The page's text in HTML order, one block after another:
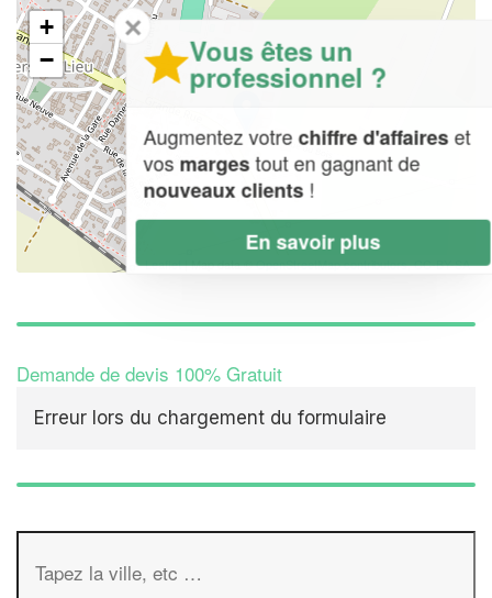
+
−
Leaflet| Map data ©OpenStreetMap contributors,CC-BY-SA
Demande de devis 100% Gratuit
Erreur lors du chargement du formulaire
✕
Vous êtes un
professionnel ?
Augmentez votrechiffre d'affaireset
vosmargestout en gagnant de
nouveaux clients!
En savoir plus